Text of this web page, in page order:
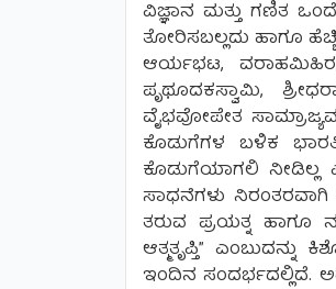
ವಿಜ್ಞಾನ ಮತ್ತು ಗಣಿತ
ತೋರಿಸಬಲ್ಲದು ಹಾಗೂ
ಆರ್ಯಭಟ, ವರಾಹಮಿಹಿರ,
ಪೃಥೂದಕಸ್ವಾಮಿ,
ವೈಭವೋಪೇತ
ಕೊಡುಗೆಗಳ ಬಳಿಕ
ಕೊಡುಗೆಯಾಗಲಿ ನೀಡಿಲ್ಲ
ಸಾಧನೆಗಳು
ತರುವ ಪ್ರಯತ್ನ ಹಾಗೂ
ಆತ್ಮತೃಪ್ತಿ”
ಇಂದಿನ ಸಂದರ್ಭದಲ್ಲಿದೆ.